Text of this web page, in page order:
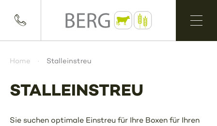
Home Stalleinstreu
STALLEINSTREU
Sie suchen optimale Einstreu für Ihre Boxen für Ihren